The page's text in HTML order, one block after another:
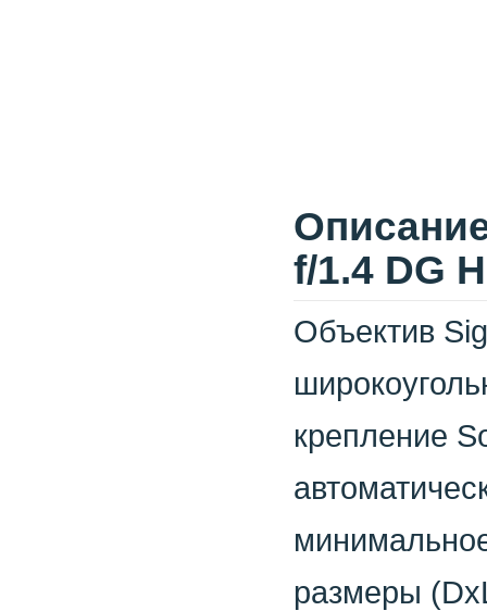
f/1.4 DG
Объектив
крепление
размеры